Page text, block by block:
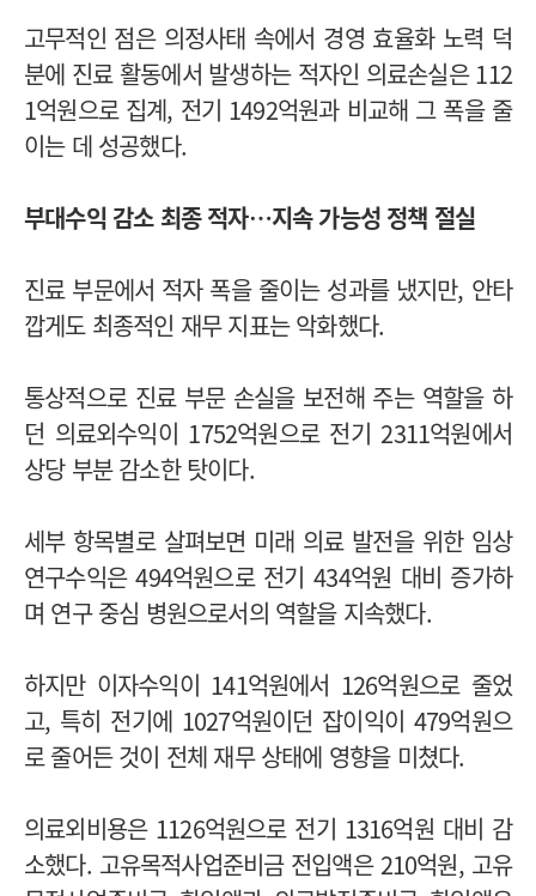
고무적인 점은 의정사태 속에서 경영 효율화 노력 덕
분에 진료 활동에서 발생하는 적자인 의료손실은 112
1억원으로 집계, 전기 1492억원과 비교해 그 폭을 줄
이는 데 성공했다.
부대수익 감소 최종 적자…지속 가능성 정책 절실
진료 부문에서 적자 폭을 줄이는 성과를 냈지만, 안타
깝게도 최종적인 재무 지표는 악화했다.
통상적으로 진료 부문 손실을 보전해 주는 역할을 하
던 의료외수익이 1752억원으로 전기 2311억원에서
상당 부분 감소한 탓이다.
세부 항목별로 살펴보면 미래 의료 발전을 위한 임상
연구수익은 494억원으로 전기 434억원 대비 증가하
며 연구 중심 병원으로서의 역할을 지속했다.
하지만 이자수익이 141억원에서 126억원으로 줄었
고, 특히 전기에 1027억원이던 잡이익이 479억원으
로 줄어든 것이 전체 재무 상태에 영향을 미쳤다.
의료외비용은 1126억원으로 전기 1316억원 대비 감
소했다. 고유목적사업준비금 전입액은 210억원, 고유